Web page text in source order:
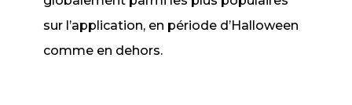
sur l’application, en période d’Halloween
comme en dehors.